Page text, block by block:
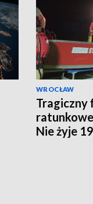
WROCŁAW
Tragiczny
Nie żyje